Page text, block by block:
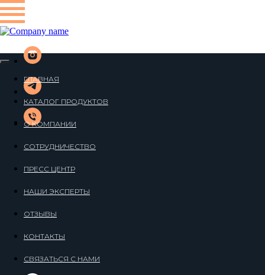
ГЛАВНАЯ
КАТАЛОГ ПРОДУКТОВ
О КОМПАНИИ
СОТРУДНИЧЕСТВО
ПРЕСС ЦЕНТР
НАШИ ЭКСПЕРТЫ
ОТЗЫВЫ
КОНТАКТЫ
СВЯЗАТЬСЯ С НАМИ